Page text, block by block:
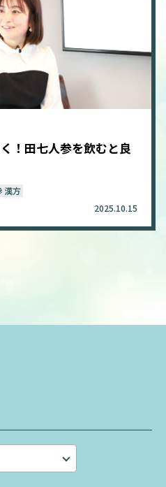
！田七人参を飲むと良
漢方
2025.10.15